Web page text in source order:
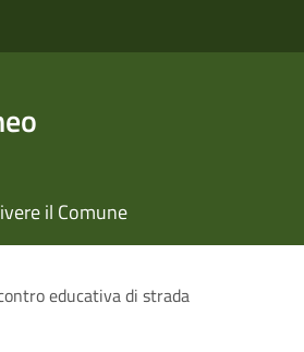
il Comune
educativa di strada